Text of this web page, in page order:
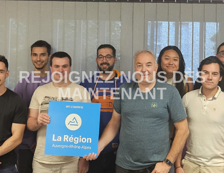
REJOIGNEZ-NOUS DÈS
MAINTENANT